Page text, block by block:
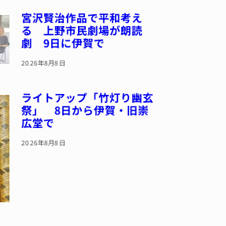
宮沢賢治作品で平和考え
る 上野市民劇場が朗読
劇 9日に伊賀で
2026年8月8日
ライトアップ「竹灯り幽玄
祭」 8日から伊賀・旧崇
広堂で
2026年8月8日